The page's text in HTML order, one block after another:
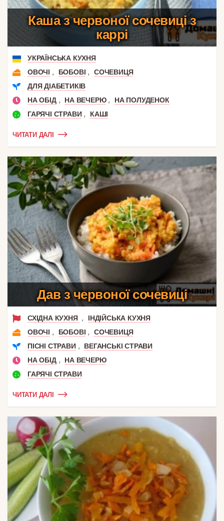
Каша з червоної сочевиці з
каррі
УКРАЇНСЬКА КУХНЯ
ОВОЧІ , БОБОВІ ,
СОЧЕВИЦЯ
ДЛЯ ДІАБЕТИКІВ
НА ОБІД , НА ВЕЧЕРЮ ,
НА ПОЛУДЕНОК
ГАРЯЧІ СТРАВИ , КАШІ
ЧИТАТИ ДАЛІ
Дав з червоної сочевиці
СХІДНА КУХНЯ ,
ІНДІЙСЬКА КУХНЯ
ОВОЧІ , БОБОВІ ,
СОЧЕВИЦЯ
ПІСНІ СТРАВИ ,
ВЕГАНСЬКІ СТРАВИ
НА ОБІД ,
НА ВЕЧЕРЮ
ГАРЯЧІ СТРАВИ
ЧИТАТИ ДАЛІ